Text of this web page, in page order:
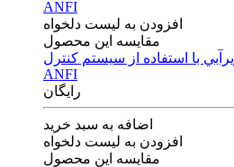
افزودن به لیست دلخواه
مقایسه این محصول
با استفاده از سيستم كنترل
ANFI
رایگان
اضافه به سبد خرید
افزودن به لیست دلخواه
مقایسه این محصول